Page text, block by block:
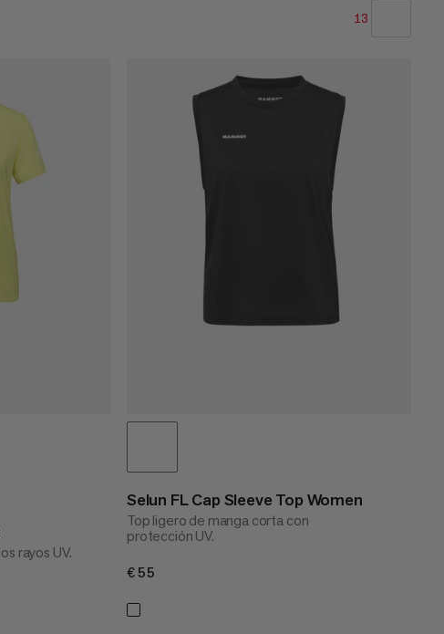
13
PRECIO BAJO A ALTO
PRECIO ALTO A BAJO
¿QUÉ HAY DE NUEVO
rayos UV.
Selun FL Cap Sleeve Top Women
Top ligero de manga corta con
protección UV.
€55